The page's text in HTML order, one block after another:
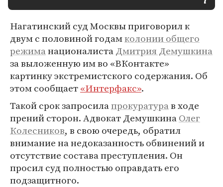
Нагатинский суд Москвы приговорил к
двум с половиной годамколонии общего
режиманационалистаДмитрия Демушкина
за выложенную им во «ВКонтакте»
картинку экстремистского содержания. Об
этом сообщает«Интерфакс».
Такой срок запросилапрокуратурав ходе
прений сторон. Адвокат ДемушкинаОлег
Колесников, в свою очередь, обратил
внимание на недоказанность обвинений и
отсутствие состава преступления. Он
просил суд полностью оправдать его
подзащитного.